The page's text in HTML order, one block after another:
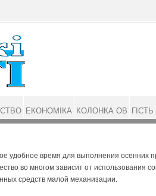
удобное время для выполнения осенних
во многом зависит от использования
средств малой механизации.
ЕКОНОМІКА КОЛОНКА ОВ